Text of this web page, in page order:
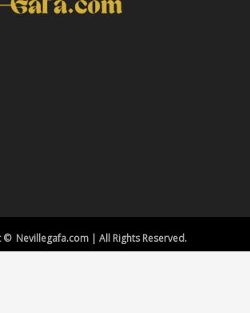
© Nevillegafa.com | All Rights Reserved.